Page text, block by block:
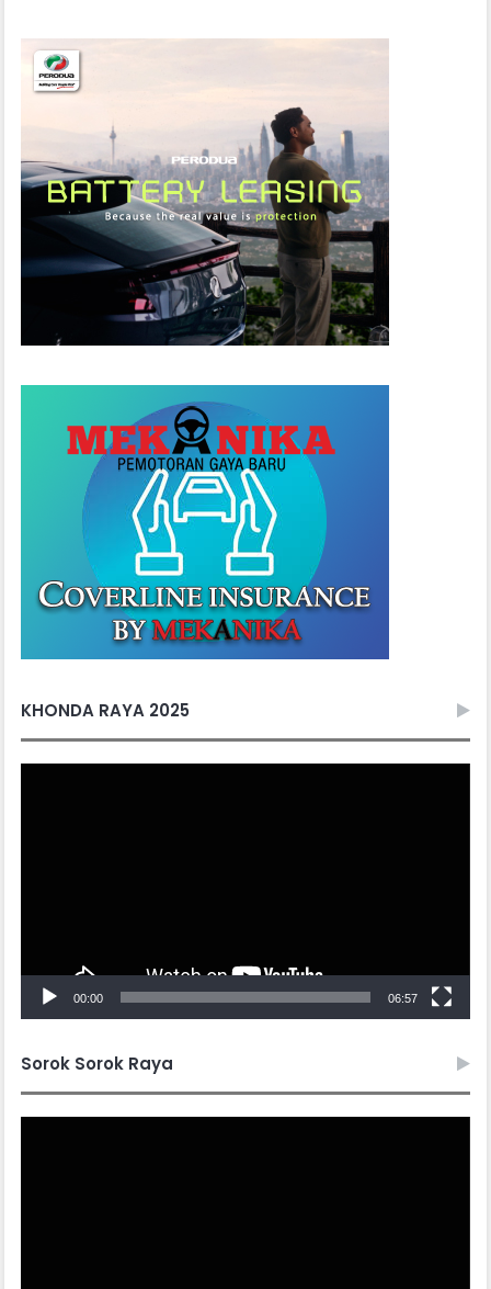
KHONDA RAYA 2025
00:00 06:57
Sorok Sorok Raya